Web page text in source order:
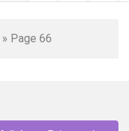
» Page 66